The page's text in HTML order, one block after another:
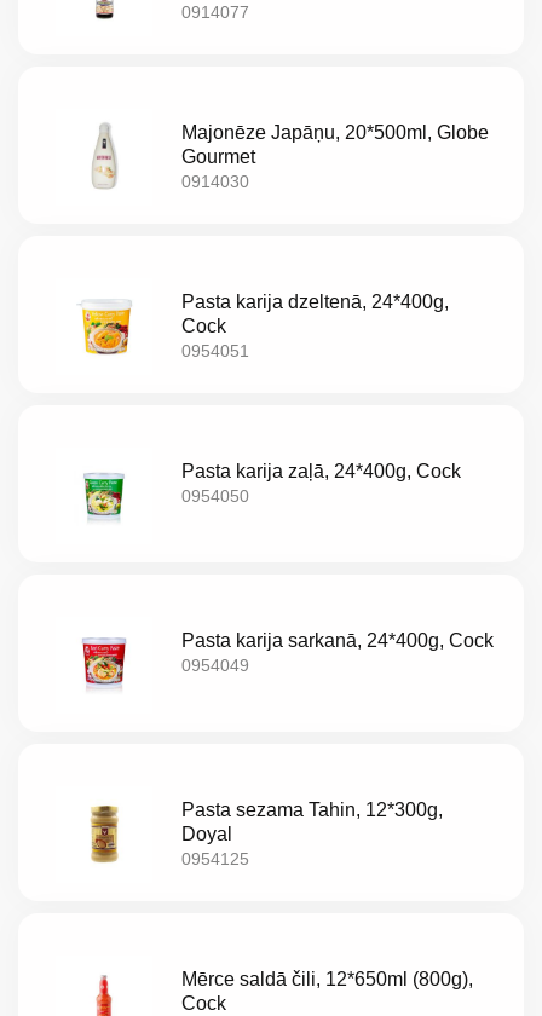
0914077
Majonēze Japāņu, 20*500ml, Globe
Gourmet
0914030
Pasta karija dzeltenā, 24*400g,
Cock
0954051
Pasta karija zaļā, 24*400g, Cock
0954050
Pasta karija sarkanā, 24*400g, Cock
0954049
Pasta sezama Tahin, 12*300g,
Doyal
0954125
Mērce saldā čili, 12*650ml (800g),
Cock